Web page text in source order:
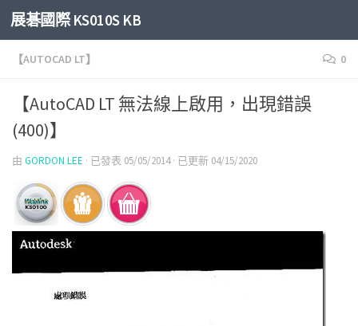
Skip to content
展碁國際 KS010S KB
【AUTOCAD LT】 0
【AutoCAD LT 無法線上啟用，出現錯誤
(400)】
由 GORDON LEE · 已發表 05/05/2014· 已更新 04/15/2020